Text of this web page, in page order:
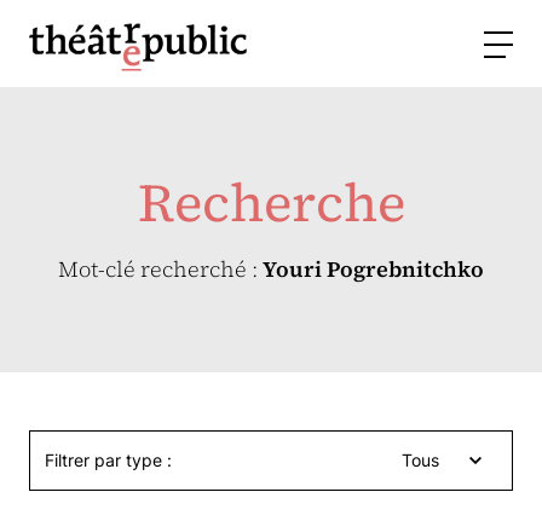
Recherche
Mot-clé recherché : Youri Pogrebnitchko
Filtrer par type : Tous